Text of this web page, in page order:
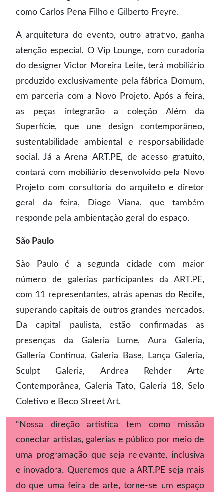
como Carlos Pena Filho e Gilberto Freyre.
A arquitetura do evento, outro atrativo, ganha
atenção especial. O Vip Lounge, com curadoria
do designer Victor Moreira Leite, terá mobiliário
produzido exclusivamente pela fábrica Domum,
em parceria com a Novo Projeto. Após a feira,
as peças integrarão a coleção Além da
Superfície, que une design contemporâneo,
sustentabilidade ambiental e responsabilidade
social. Já a Arena ART.PE, de acesso gratuito,
contará com mobiliário desenvolvido pela Novo
Projeto com consultoria do arquiteto e diretor
geral da feira, Diogo Viana, que também
responde pela ambientação geral do espaço.
São Paulo
São Paulo é a segunda cidade com maior
número de galerias participantes da ART.PE,
com 11 representantes, atrás apenas do Recife,
superando capitais de outros grandes mercados.
Da capital paulista, estão confirmadas as
presenças da Galeria Lume, Aura Galeria,
Galleria Continua, Galeria Base, Lança Galeria,
Sculpt Galeria, Andrea Rehder Arte
Contemporânea, Galeria Tato, Galeria 18, Selo
Coletivo e Beco Street Art.
“Nossa direção artística tem como missão
conectar artistas, galerias e público por meio de
uma programação que seja relevante, inclusiva
e inovadora. Queremos que a ART.PE seja mais
do que uma feira de arte, torne-se um espaço